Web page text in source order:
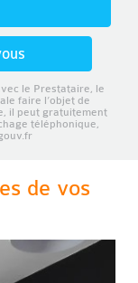
le Prestataire, le
faire l’objet de
il peut gratuitement
téléphonique,
de vos